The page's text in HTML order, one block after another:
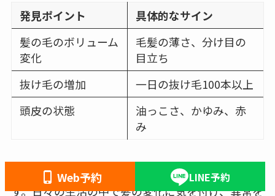
発見ポイント
具体的なサイン
髪の毛のボリューム
変化
毛髪の薄さ、分け目の
目立ち
抜け毛の増加
一日の抜け毛100本以上
頭皮の状態
油っこさ、かゆみ、赤
み
早期発見により、AGAは進行を止めることが可能で
す。日々の生活の中で髪の変化に気を付け、異常を
Web予約 LINE予約